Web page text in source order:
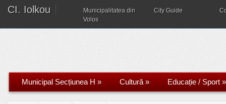
CI. Iolkou
Municipalitatea din
Volos
City Guide
Municipal Secțiunea H » Cultură» Educație / Sport »